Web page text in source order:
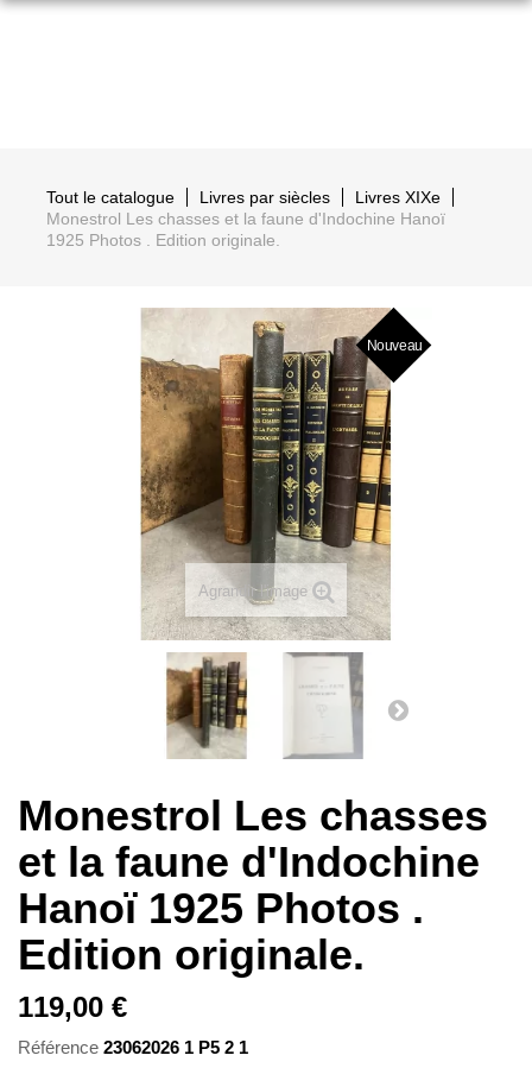
Tout le catalogue Livres par siècles
Livres XIXe
Monestrol Les chasses et la faune d'Indochine Hanoï
1925 Photos . Edition originale.
Nouveau
Agrandir l'image
Monestrol Les chasses
et la faune d'Indochine
Hanoï 1925 Photos .
Edition originale.
119,00 €
Référence 23062026 1 P5 2 1